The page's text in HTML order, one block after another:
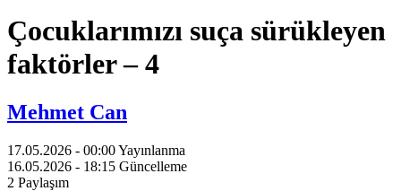
Çocuklarımızı suça sürükleyen
faktörler – 4
Mehmet Can
17.05.2026 - 00:00Yayınlanma
16.05.2026 - 18:15 Güncelleme
2 Paylaşım